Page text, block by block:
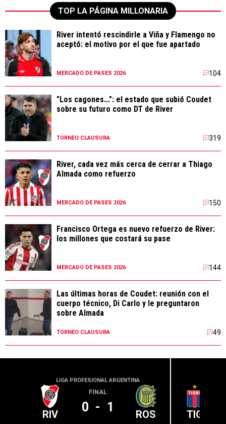
TOP LA PÁGINA MILLONARIA
River intentó rescindirle a Viña y Flamengo no
aceptó: el motivo por el que fue apartado
MERCADO DE PASES 2026 104
"Los cagones...": el estado que subió Coudet
sobre su futuro como DT de River
TORNEO CLAUSURA 319
River, cada vez más cerca de cerrar a Thiago
Almada como refuerzo
MERCADO DE PASES 2026 150
Francisco Ortega es nuevo refuerzo de River:
los millones que costará su pase
MERCADO DE PASES 2026 144
Las últimas horas de Coudet: reunión con el
cuerpo técnico, Di Carlo y le preguntaron
sobre Almada
TORNEO CLAUSURA 49
LIGA PROFESIONAL ARGENTINA
RIV
FINAL
0 - 1 ROS TIG